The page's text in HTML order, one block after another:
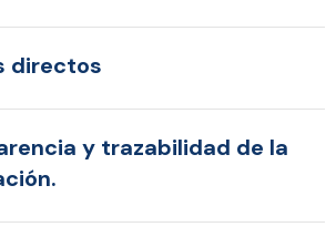
directos
y trazabilidad de la